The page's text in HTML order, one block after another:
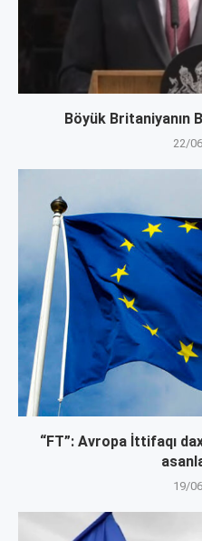
Böyük Britaniyanın
22/
“FT”: Avropa İttifaqı
19/